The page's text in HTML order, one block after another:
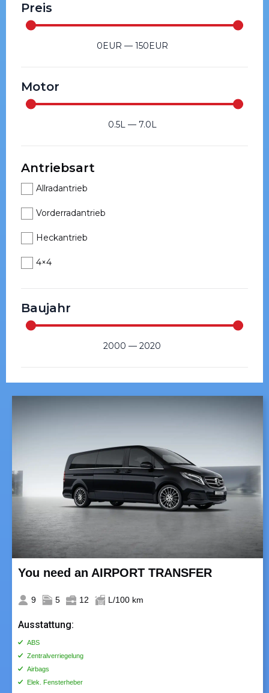
Preis
0EUR — 150EUR
Motor
0.5L— 7.0L
Antriebsart
Allradantrieb
Vorderradantrieb
Heckantrieb
4×4
Baujahr
2000 — 2020
You need an AIRPORT TRANSFER
9 5 12 L/100 km
Ausstattung:
ABS
Zentralverriegelung
Airbags
Elek. Fensterheber